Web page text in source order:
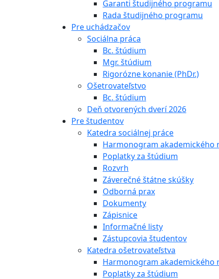
Garanti študijného programu
Rada študijného programu
Pre uchádzačov
Sociálna práca
Bc. štúdium
Mgr. štúdium
Rigorózne konanie (PhDr.)
Ošetrovateľstvo
Bc. štúdium
Deň otvorených dverí 2026
Pre študentov
Katedra sociálnej práce
Harmonogram akademického
Poplatky za štúdium
Rozvrh
Záverečné štátne skúšky
Odborná prax
Dokumenty
Zápisnice
Informačné listy
Zástupcovia študentov
Katedra ošetrovateľstva
Harmonogram akademického
Poplatky za štúdium